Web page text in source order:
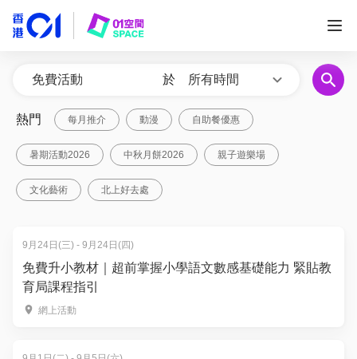
於 所有時間
熱門 每月推介 動漫 自助餐優惠
暑期活動2026 中秋月餅2026 親子遊樂場
文化藝術 北上好去處
9月24日(三) - 9月24日(四)
免費升小教材｜超前掌握小學語文數感基礎能力 緊貼教
育局課程指引
網上活動